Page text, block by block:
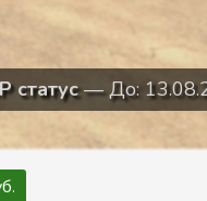
статус— До: